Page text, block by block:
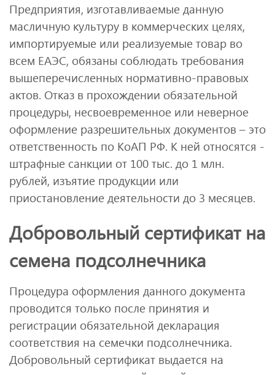
Предприятия, изготавливаемые данную
масличную культуру в коммерческих целях,
импортируемые или реализуемые товар во
всем ЕАЭС, обязаны соблюдать требования
вышеперечисленных нормативно-правовых
актов. Отказ в прохождении обязательной
процедуры, несвоевременное или неверное
оформление разрешительных документов – это
ответственность по КоАП РФ. К ней относятся -
штрафные санкции от 100 тыс. до 1 млн.
рублей, изъятие продукции или
приостановление деятельности до 3 месяцев.
Добровольный сертификат на
семена подсолнечника
Процедура оформления данного документа
проводится только после принятия и
регистрации обязательной декларация
соответствия на семечки подсолнечника.
Добровольный сертификат выдается на